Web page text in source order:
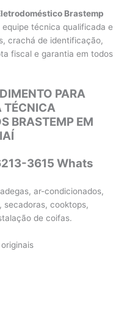
Brastemp
técnica qualificada e
crachá de identificação,
fiscal e garantia em todos
PARA
TÉCNICA
BRASTEMP EM
3615 Whats
ar-condicionados,
secadoras, cooktops,
de coifas.